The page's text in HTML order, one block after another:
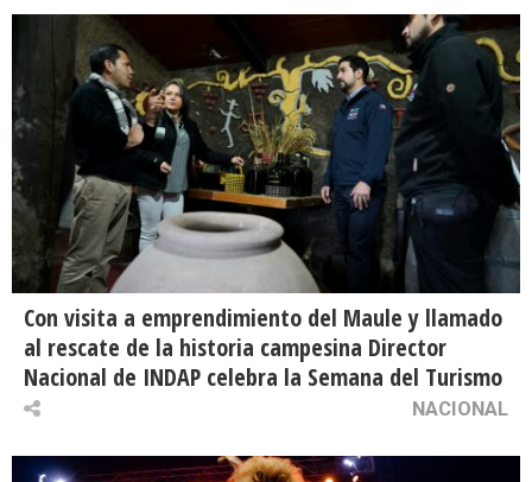
Con visita a emprendimiento del Maule y llamado
al rescate de la historia campesina Director
Nacional de INDAP celebra la Semana del Turismo
NACIONAL